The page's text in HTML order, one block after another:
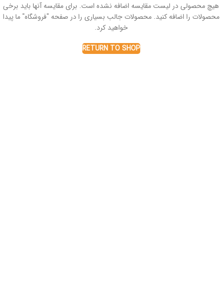
هیچ محصولی در لیست مقایسه اضافه نشده است. برای مقایسه آنها باید برخی
محصولات را اضافه کنید. محصولات جالب بسیاری را در صفحه "فروشگاه" ما پیدا
خواهید کرد.
RETURN TO SHOP